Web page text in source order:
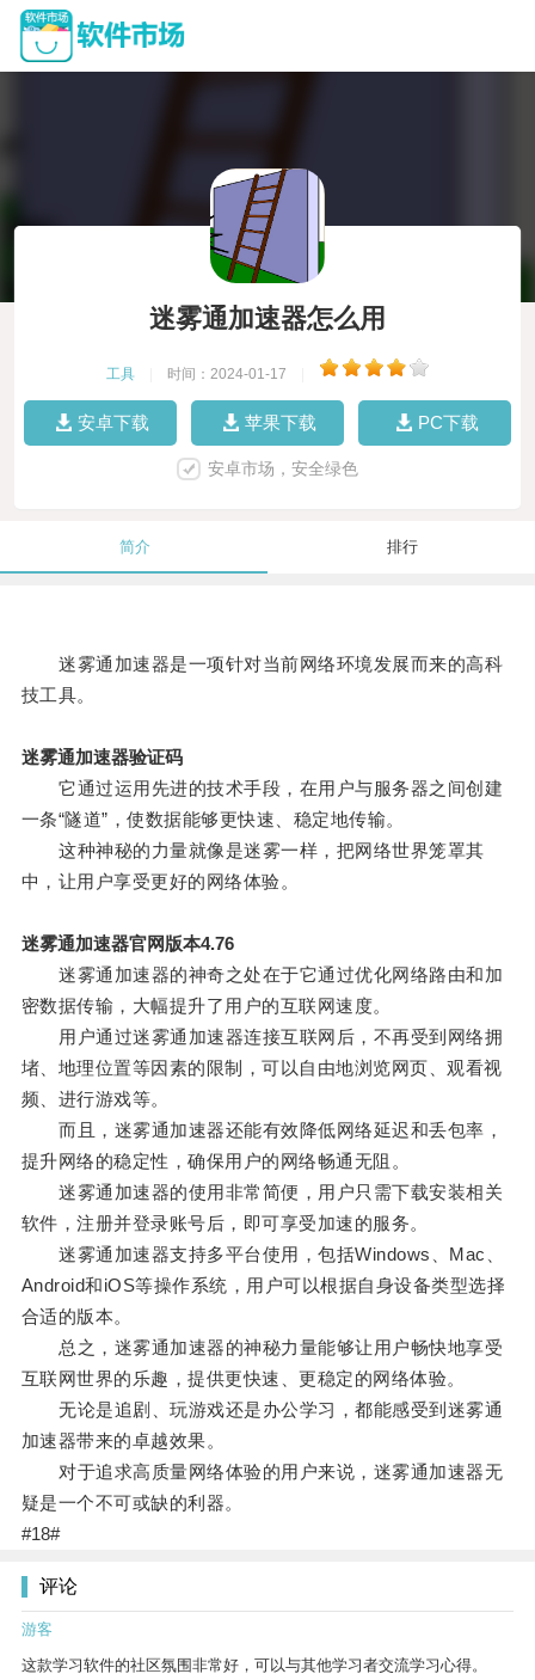
迷雾通加速器怎么用
工具 时间：2024-01-17
安卓下载 苹果下载 PC下载
安卓市场，安全绿色
简介 排行
迷雾通加速器是一项针对当前网络环境发展而来的高科
技工具。
迷雾通加速器验证码
它通过运用先进的技术手段，在用户与服务器之间创建
一条“隧道”，使数据能够更快速、稳定地传输。
这种神秘的力量就像是迷雾一样，把网络世界笼罩其
中，让用户享受更好的网络体验。
迷雾通加速器官网版本4.76
迷雾通加速器的神奇之处在于它通过优化网络路由和加
密数据传输，大幅提升了用户的互联网速度。
用户通过迷雾通加速器连接互联网后，不再受到网络拥
堵、地理位置等因素的限制，可以自由地浏览网页、观看视
频、进行游戏等。
而且，迷雾通加速器还能有效降低网络延迟和丢包率，
提升网络的稳定性，确保用户的网络畅通无阻。
迷雾通加速器的使用非常简便，用户只需下载安装相关
软件，注册并登录账号后，即可享受加速的服务。
迷雾通加速器支持多平台使用，包括Windows、Mac、
Android和iOS等操作系统，用户可以根据自身设备类型选择
合适的版本。
总之，迷雾通加速器的神秘力量能够让用户畅快地享受
互联网世界的乐趣，提供更快速、更稳定的网络体验。
无论是追剧、玩游戏还是办公学习，都能感受到迷雾通
加速器带来的卓越效果。
对于追求高质量网络体验的用户来说，迷雾通加速器无
疑是一个不可或缺的利器。
#18#
评论
游客
这款学习软件的社区氛围非常好，可以与其他学习者交流学习心得。